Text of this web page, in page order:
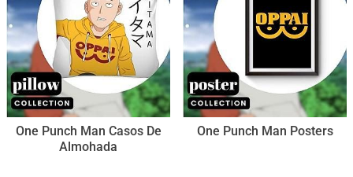
One Punch Man Casos De
Almohada
One Punch Man Posters